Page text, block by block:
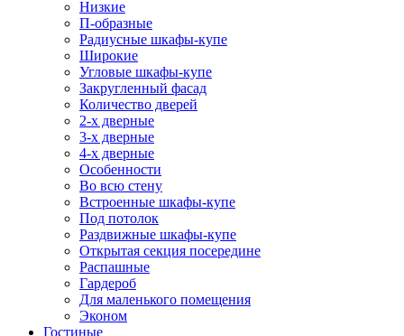
Низкие
П-образные
Радиусные шкафы-купе
Широкие
Угловые шкафы-купе
Закругленный фасад
Количество дверей
2-х дверные
3-х дверные
4-х дверные
Особенности
Во всю стену
Встроенные шкафы-купе
Под потолок
Раздвижные шкафы-купе
Открытая секция посередине
Распашные
Гардероб
Для маленького помещения
Эконом
Гостиные